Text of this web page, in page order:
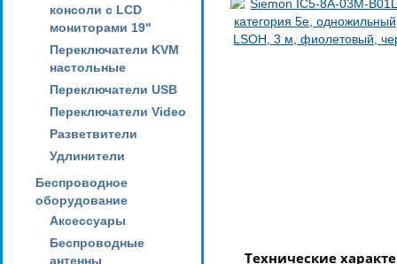
консоли с LCD
мониторами 19"
Переключатели KVM
настольные
Переключатели USB
Переключатели Video
Разветвители
Удлинители
Беспроводное
оборудование
Аксессуары
Беспроводные
антенны
Технические